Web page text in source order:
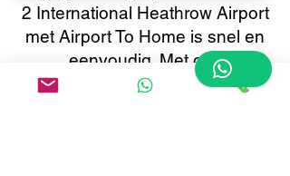
2 International Heathrow Airport
met Airport To Home is snel en
eenvoudig. Met ons
gebruiksvriendelijke online